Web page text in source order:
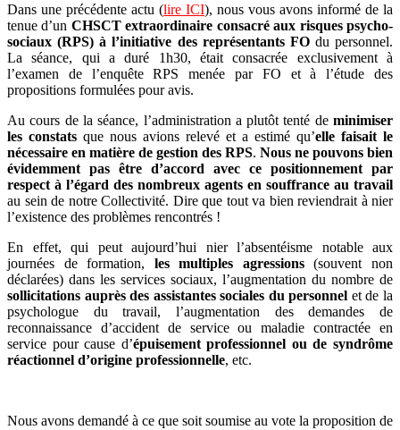
Dans une précédente actu (lire ICI), nous vous avons informé de la
tenue d’un CHSCT extraordinaire consacré aux risques psycho-
sociaux (RPS) à l’initiative des représentants FOdu personnel.
La séance, qui a duré 1h30, était consacrée exclusivement à
l’examen de l’enquête RPS menée par FO et à l’étude des
propositions formulées pour avis.
Au cours de la séance, l’administration a plutôt tenté de minimiser
les constats que nous avions relevé et a estimé qu’elle faisait le
nécessaire en matière de gestion des RPS. Nous ne pouvons bien
évidemment pas être d’accord avec ce positionnement par
respect à l’égard des nombreux agents en souffrance au travail
au sein de notre Collectivité. Dire que tout va bien reviendrait à nier
l’existence des problèmes rencontrés !
En effet, qui peut aujourd’hui nier l’absentéisme notable aux
journées de formation, les multiples agressions(souvent non
déclarées) dans les services sociaux, l’augmentation du nombre de
sollicitations auprès des assistantes sociales du personnel et de la
psychologue du travail, l’augmentation des demandes de
reconnaissance d’accident de service ou maladie contractée en
service pour cause d’épuisement professionnel ou de syndrôme
réactionnel d’origine professionnelle, etc.
Nous avons demandé à ce que soit soumise au vote la proposition de